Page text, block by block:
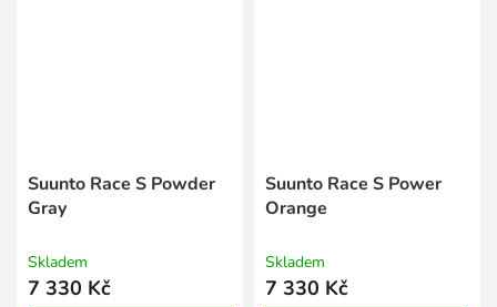
Suunto Race S Powder
Gray
Skladem
7 330 Kč
Suunto Race S Power
Orange
Skladem
7 330 Kč